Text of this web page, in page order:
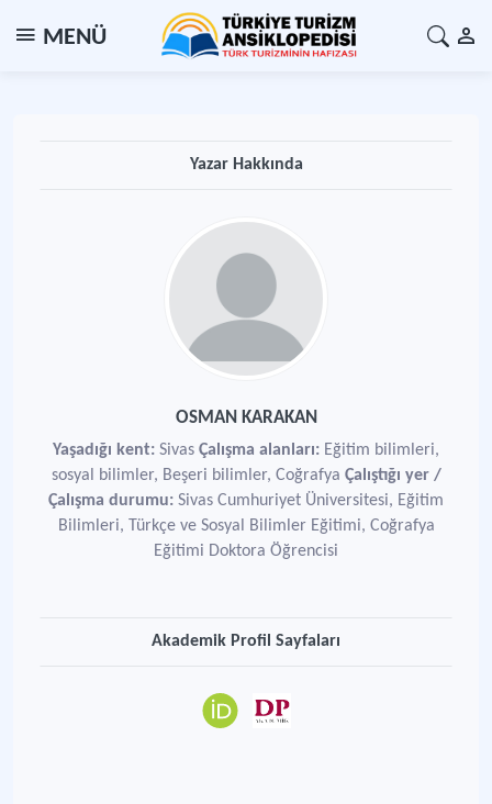
MENÜ
Yazar Hakkında
OSMAN KARAKAN
Yaşadığı kent: Sivas Çalışma alanları: Eğitim bilimleri,
sosyal bilimler, Beşeri bilimler, Coğrafya Çalıştığı yer /
Çalışma durumu: Sivas Cumhuriyet Üniversitesi, Eğitim
Bilimleri, Türkçe ve Sosyal Bilimler Eğitimi, Coğrafya
Eğitimi Doktora Öğrencisi
Akademik Profil Sayfaları